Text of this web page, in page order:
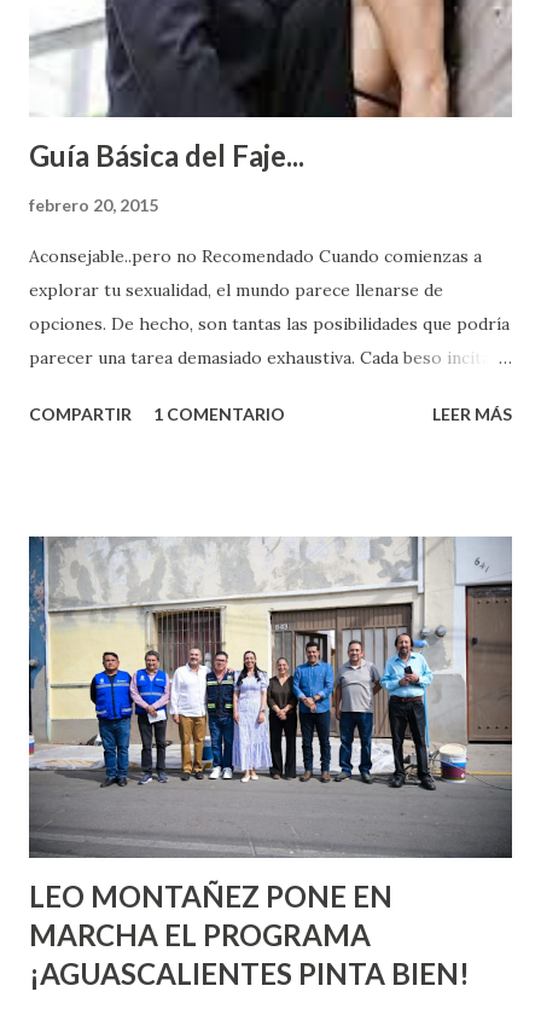
Guía Básica del Faje...
febrero 20, 2015
Aconsejable..pero no Recomendado Cuando comienzas a
explorar tu sexualidad, el mundo parece llenarse de
opciones. De hecho, son tantas las posibilidades que podría
parecer una tarea demasiado exhaustiva. Cada beso incita
partes de ti que jamás hubieras imaginado. El problema es
conoces ni la mitad de lo que deberías saber. Pero incluso
quienes ya han tenido relaciones sexuales no son expertos
o expertas en el tema. Siempre hay algo nuevo que
aprender y nuevas experiencias que conocer. Si eres una
chica y aún no has tenido relaciones sexuales, tal vez
pienses que el sexo será increíble y no puedas esperar para
experimentarlo, pero como cualquier persona con
experiencia te dirá, siempre es mejor cuando ambas partes
son suficientemen...
COMPARTIR 1 COMENTARIO LEER MÁS
LEO MONTAÑEZ PONE EN
MARCHA EL PROGRAMA
¡AGUASCALIENTES PINTA BIEN!